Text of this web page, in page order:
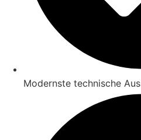
Modernste technische